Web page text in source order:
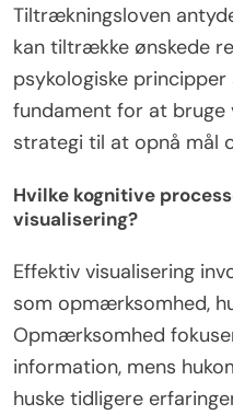
Tiltrækningsloven
kan tiltrække ønskede
psykologiske
fundament for at bruge
strategi til at opnå mål
Hvilke kognitive
visualisering?
Effektiv visualisering
som opmærksomhed,
Opmærksomhed
information, mens
huske tidligere